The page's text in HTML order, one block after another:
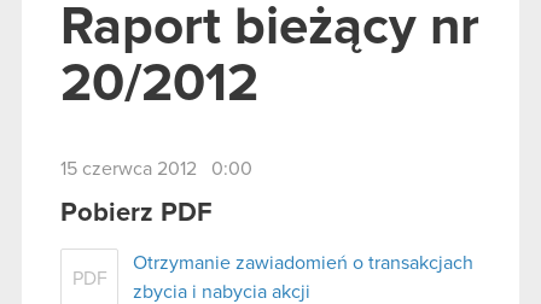
Raport bieżący nr
20/2012
15 czerwca 2012 0:00
Pobierz PDF
PDF
Otrzymanie zawiadomień o transakcjach
zbycia i nabycia akcji